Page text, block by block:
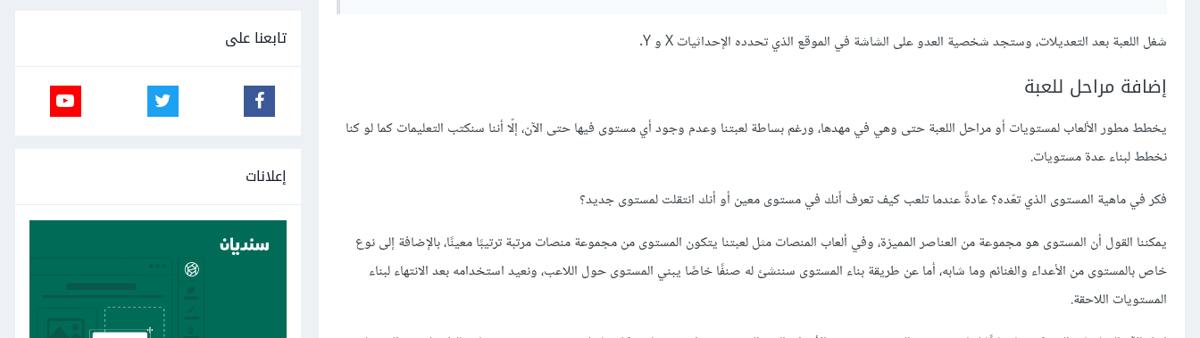
شغل اللعبة بعد التعديلات، وستجد شخصية العدو على الشاشة في الموقع الذي تحدده الإحداثيات X و Y.
إضافة مراحل للعبة
يخطط مطور الألعاب لمستويات أو مراحل اللعبة حتى وهي في مهدها، ورغم بساطة لعبتنا وعدم وجود أي مستوى فيها حتى الآن، إلّا أننا سنكتب التعليمات كما لو كنا
نخطط لبناء عدة مستويات.
فكر في ماهية المستوى الذي تعّده؟ عادةً عندما تلعب كيف تعرف أنك في مستوى معين أو أنك انتقلت لمستوى جديد؟
يمكننا القول أن المستوى هو مجموعة من العناصر المميزة، وفي ألعاب المنصات مثل لعبتنا يتكون المستوى من مجموعة منصات مرتبة ترتيبًا معينًا، بالإضافة إلى نوع
خاص بالمستوى من الأعداء والغنائم وما شابه، أما عن طريقة بناء المستوى سننشئ له صنفًا خاصًا يبني المستوى حول اللاعب، ونعيد استخدامه بعد الانتهاء لبناء
المستويات اللاحقة.
تابعنا على
إعلانات